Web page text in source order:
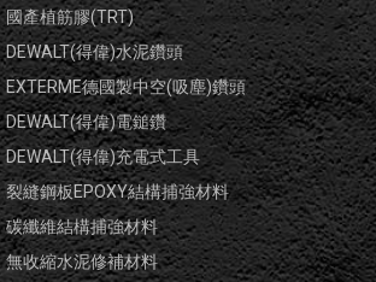
國產植筋膠(TRT)
DEWALT(得偉)水泥鑽頭
EXTERME德國製中空(吸塵)鑽頭
DEWALT(得偉)電鎚鑽
DEWALT(得偉)充電式工具
裂縫鋼板EPOXY結構捕強材料
碳纖維結構捕強材料
無收縮水泥修補材料